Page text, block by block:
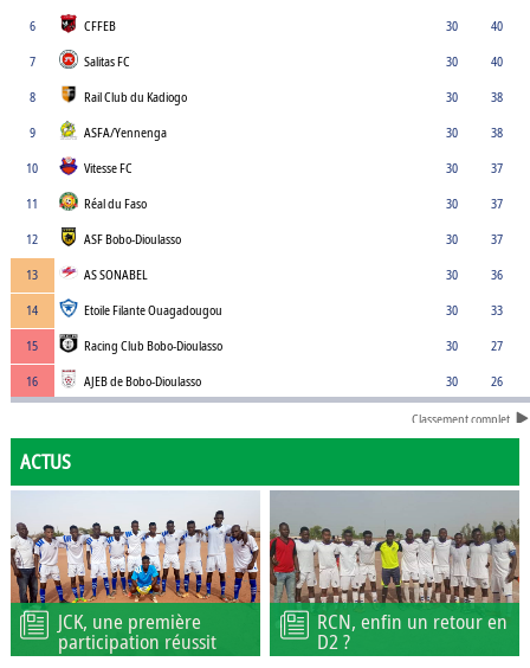
6
CFFEB 30
40
7
Salitas FC 30
40
8
Rail Club du Kadiogo 30
38
9
ASFA/Yennenga 30
38
10
Vitesse FC 30
37
11
Réal du Faso 30
37
12
ASF Bobo-Dioulasso 30
37
13
AS SONABEL 30
36
14
Etoile Filante Ouagadougou 30
33
15
Racing Club Bobo-Dioulasso 30
27
16
AJEB de Bobo-Dioulasso 30 26
Classement complet
ACTUS
JCK, une première
participation réussit
RCN, enfin un retour en
D2 ?